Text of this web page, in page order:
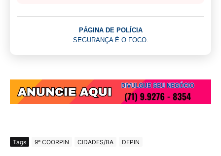
PÁGINA DE POLÍCIA
SEGURANÇA É O FOCO.
Tags 9ª COORPIN CIDADES/BA DEPIN